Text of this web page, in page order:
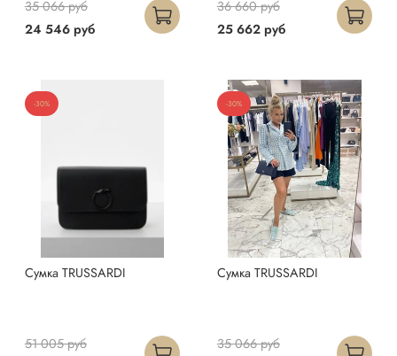
24 546 руб
35 066 руб
25 662 руб
36 660 руб
-30%
Сумка TRUSSARDI
51 005 руб
-30%
Сумка TRUSSARDI
35 066 руб